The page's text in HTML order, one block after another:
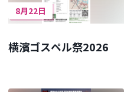
8月22日
横濱ゴスペル祭2026